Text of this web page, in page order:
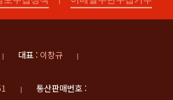
| 대표 : 이창규 |
|
통산판매번호 :